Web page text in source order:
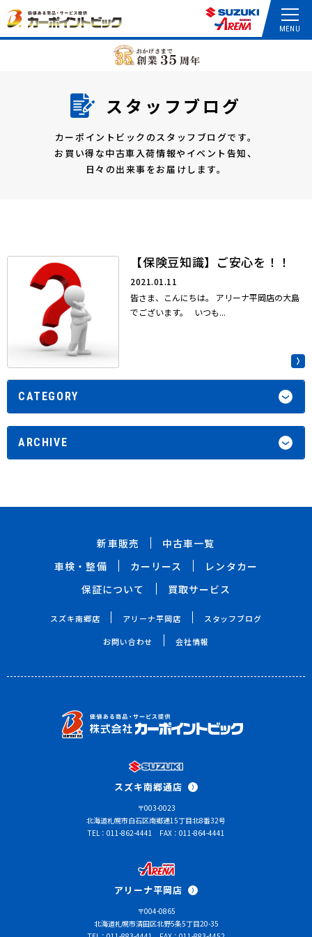
スタッフブログ
カーポイントビックのスタッフブログです。
お買い得な中古車入荷情報やイベント告知、
日々の出来事をお届けします。
【保険豆知識】ご安心を！！
2021.01.11
皆さま、こんにちは。 アリーナ平岡店の大島
でございます。 いつも...
CATEGORY
ARCHIVE
新車販売
中古車一覧
車検・整備
カーリース
レンタカー
保証について
買取サービス
スズキ南郷店 アリーナ平岡店 スタッフブログ
お問い合わせ 会社情報
スズキ南郷通店
〒003-0023
北海道札幌市白石区南郷通15丁目北8番32号
TEL：011-862-4441
FAX：011-864-4441
アリーナ平岡店
〒004-0865
北海道札幌市清田区北野5条5丁目20-35